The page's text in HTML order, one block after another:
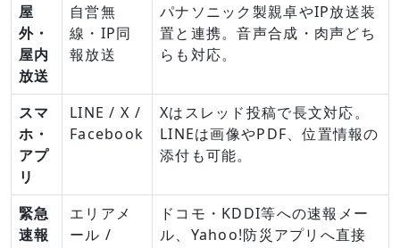
屋
外・
屋内
放送
自営無
線・IP同
報放送
パナソニック製親卓やIP放送装
置と連携。音声合成・肉声どち
らも対応。
スマ
ホ・
アプ
リ
LINE / X /
Facebook
Xはスレッド投稿で長文対応。
LINEは画像やPDF、位置情報の
添付も可能。
緊急
速報
エリアメ
ール /
ドコモ・KDDI等への速報メー
ル、Yahoo!防災アプリへ直接